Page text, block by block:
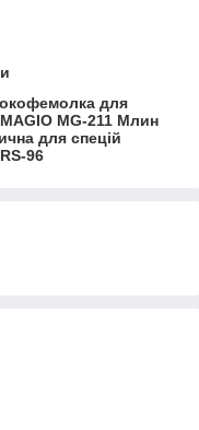
для
MG-211 Млин
для спецій
96